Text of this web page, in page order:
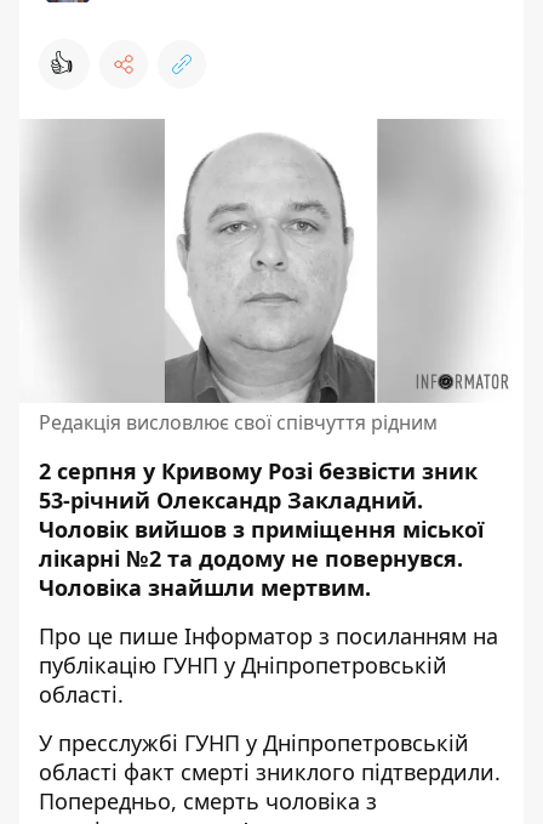
👍
Редакція висловлює свої співчуття рідним
2 серпня у Кривому Розі безвісти зник
53-річний Олександр Закладний.
Чоловік вийшов з приміщення міської
лікарні №2 та додому не повернувся.
Чоловіка знайшли мертвим.
Про це пише Інформатор з посиланням на
публікацію ГУНП у Дніпропетровській
області.
У пресслужбі ГУНП у Дніпропетровській
області факт смерті зниклого підтвердили.
Попередньо, смерть чоловіка з